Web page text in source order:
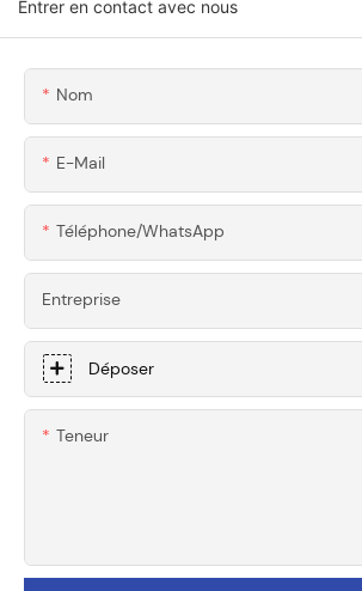
Entrer en contact avec nous
Nom
E-Mail
Téléphone/WhatsApp
Entreprise
Déposer
Teneur